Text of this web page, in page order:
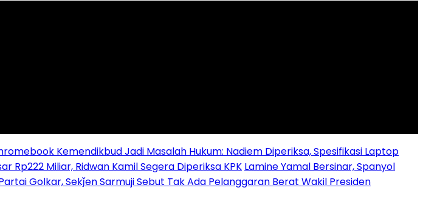
Kemendikbud Jadi Masalah Hukum: Nadiem Diperiksa, Spesifikasi Laptop
Rp222 Miliar, Ridwan Kamil Segera Diperiksa KPK Lamine Yamal Bersinar, Spanyol
Golkar, Sekǰen Sarmuji Sebut Tak Ada Pelanggaran Berat Wakil Presiden